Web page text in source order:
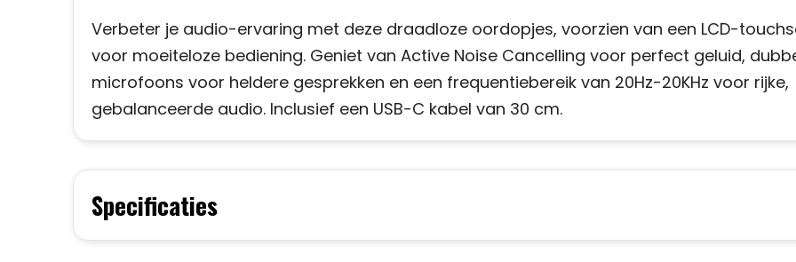
Verbeter je audio-ervaring met deze draadloze oordopjes, voorzien van een LCD-
voor moeiteloze bediening. Geniet van Active Noise Cancelling voor perfect geluid,
microfoons voor heldere gesprekken en een frequentiebereik van 20Hz-20KHz voor rijke,
gebalanceerde audio. Inclusief een USB-C kabel van 30 cm.
Specificaties